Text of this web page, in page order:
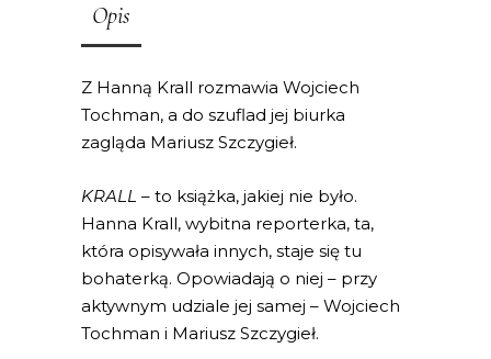
Opis
Z Hanną Krall rozmawia Wojciech
Tochman, a do szuflad jej biurka
zagląda Mariusz Szczygieł.
KRALL – to książka, jakiej nie było.
Hanna Krall, wybitna reporterka, ta,
która opisywała innych, staje się tu
bohaterką. Opowiadają o niej – przy
aktywnym udziale jej samej – Wojciech
Tochman i Mariusz Szczygieł.